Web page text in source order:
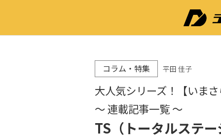
コラム・特集 平田 佳子
大人気シリーズ！【いま
〜 連載記事一覧 〜
TS（トータルステ